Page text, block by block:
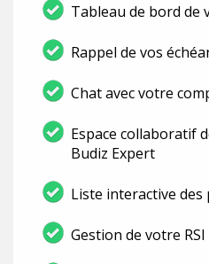
Tableau de bord de
Rappel de vos
Chat avec votre
Espace collaboratif
Budiz Expert
Liste interactive des
Gestion de votre RSI